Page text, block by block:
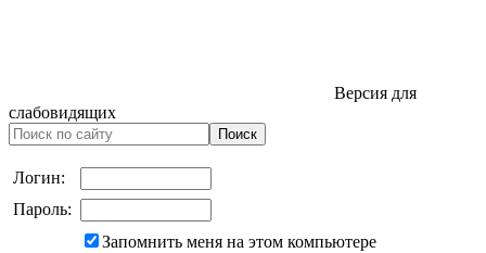
Версия для
слабовидящих
Логин:
Пароль:
Запомнить меня на этом компьютере